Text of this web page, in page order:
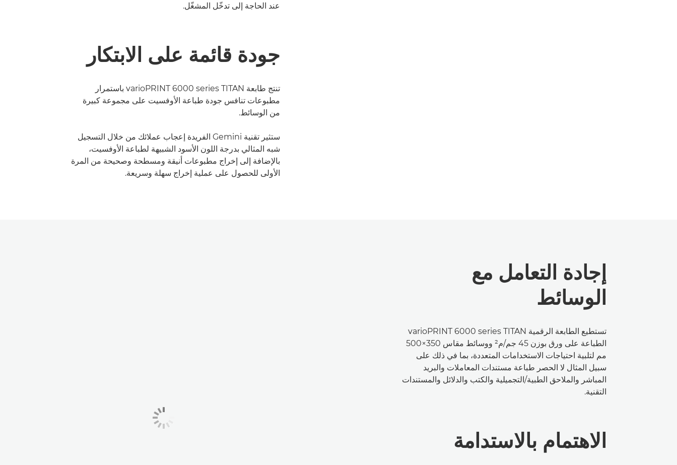
عند الحاجة إلى تدخّل المشغّل.
جودة قائمة على الابتكار
تنتج طابعة varioPRINT 6000 series TITAN باستمرار
مطبوعات تنافس جودة طباعة الأوفسيت على مجموعة كبيرة
من الوسائط.
ستثير تقنية Gemini الفريدة إعجاب عملائك من خلال التسجيل
شبه المثالي بدرجة اللون الأسود الشبيهة لطباعة الأوفسيت،
بالإضافة إلى إخراج مطبوعات أنيقة ومسطحة وصحيحة من المرة
الأولى للحصول على عملية إخراج سهلة وسريعة.
إجادة التعامل مع
الوسائط
تستطيع الطابعة الرقمية varioPRINT 6000 series TITAN
الطباعة على ورق بوزن 45 جم/م² ووسائط مقاس 350×500
مم لتلبية احتياجات الاستخدامات المتعددة، بما في ذلك على
سبيل المثال لا الحصر طباعة مستندات المعاملات والبريد
المباشر والملاحق الطبية/التجميلية والكتب والدلائل والمستندات
التقنية.
الاهتمام بالاستدامة